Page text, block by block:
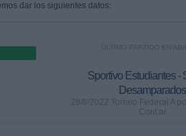
dar los siguientes datos:
ÚLTIMO PARTIDO EN
Sportivo Estudiantes -
Desamparados
28/8/2022 Torneo Federal A
Cont.ar